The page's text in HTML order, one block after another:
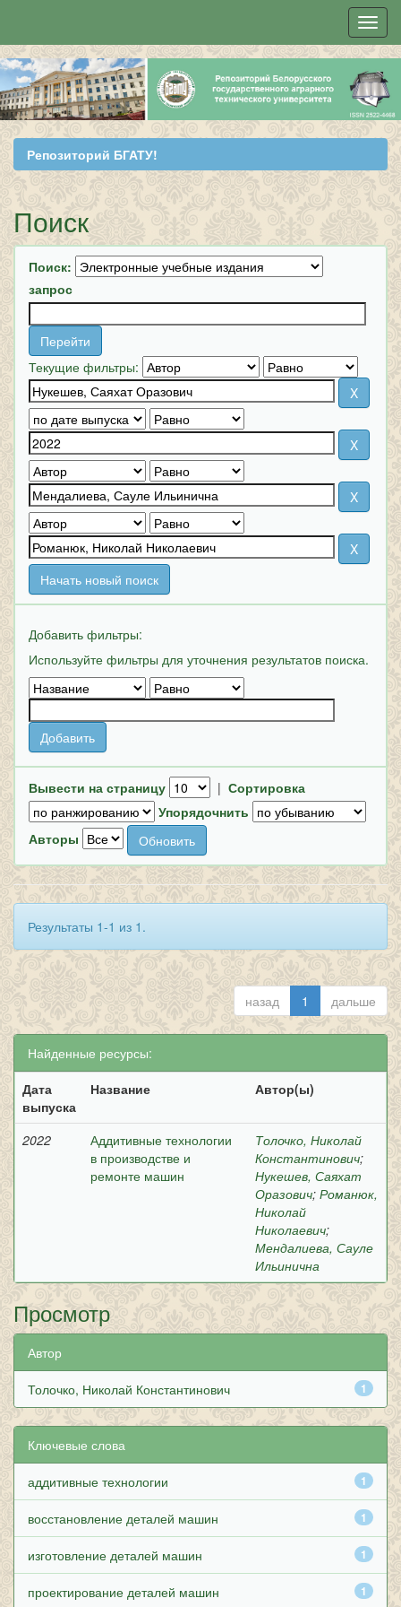
Skip
navigation
Репозиторий БГАТУ!
Поиск
Поиск:
запрос
Текущие фильтры:
Начать новый поиск
Добавить фильтры:
Используйте фильтры для уточнения результатов поиска.
Вывести на страницу | Сортировка
Упорядочнить
Авторы
Результаты 1-1 из 1.
назад 1 дальше
Найденные ресурсы:
Дата
выпуска
Название Автор(ы)
2022
Аддитивные технологии
в производстве и
ремонте машин
Толочко, Николай
Константинович;
Нукешев, Саяхат
Оразович; Романюк,
Николай
Николаевич;
Мендалиева, Сауле
Ильинична
Просмотр
Автор
1
Толочко, Николай Константинович
Ключевые слова
1
аддитивные технологии
1
восстановление деталей машин
1
изготовление деталей машин
1
проектирование деталей машин